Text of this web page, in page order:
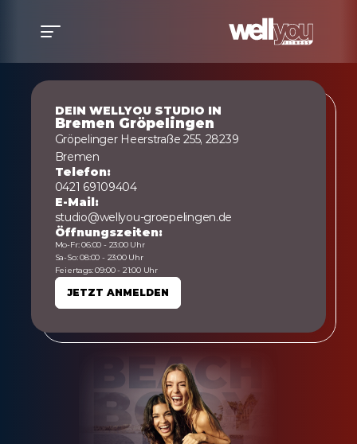
DEIN WELLYOU STUDIO IN
Bremen Gröpelingen
Gröpelinger Heerstraße 255, 28239
Bremen
Telefon:
0421 69109404
E-Mail:
studio@wellyou-groepelingen.de
Öffnungszeiten:
Mo-Fr: 06:00 - 23:00 Uhr
Sa-So: 08:00 - 23:00 Uhr
Feiertags: 09:00 - 21:00 Uhr
JETZT ANMELDEN